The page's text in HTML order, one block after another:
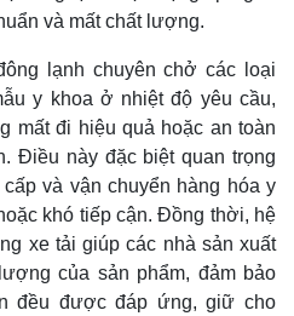
và mất chất lượng.
lạnh chuyên chở các loại
y khoa ở nhiệt độ yêu cầu,
mất đi hiệu quả hoặc an toàn
Điều này đặc biệt quan trọng
và vận chuyển hàng hóa y
khó tiếp cận. Đồng thời, hệ
xe tải giúp các nhà sản xuất
của sản phẩm, đảm bảo
đều được đáp ứng, giữ cho